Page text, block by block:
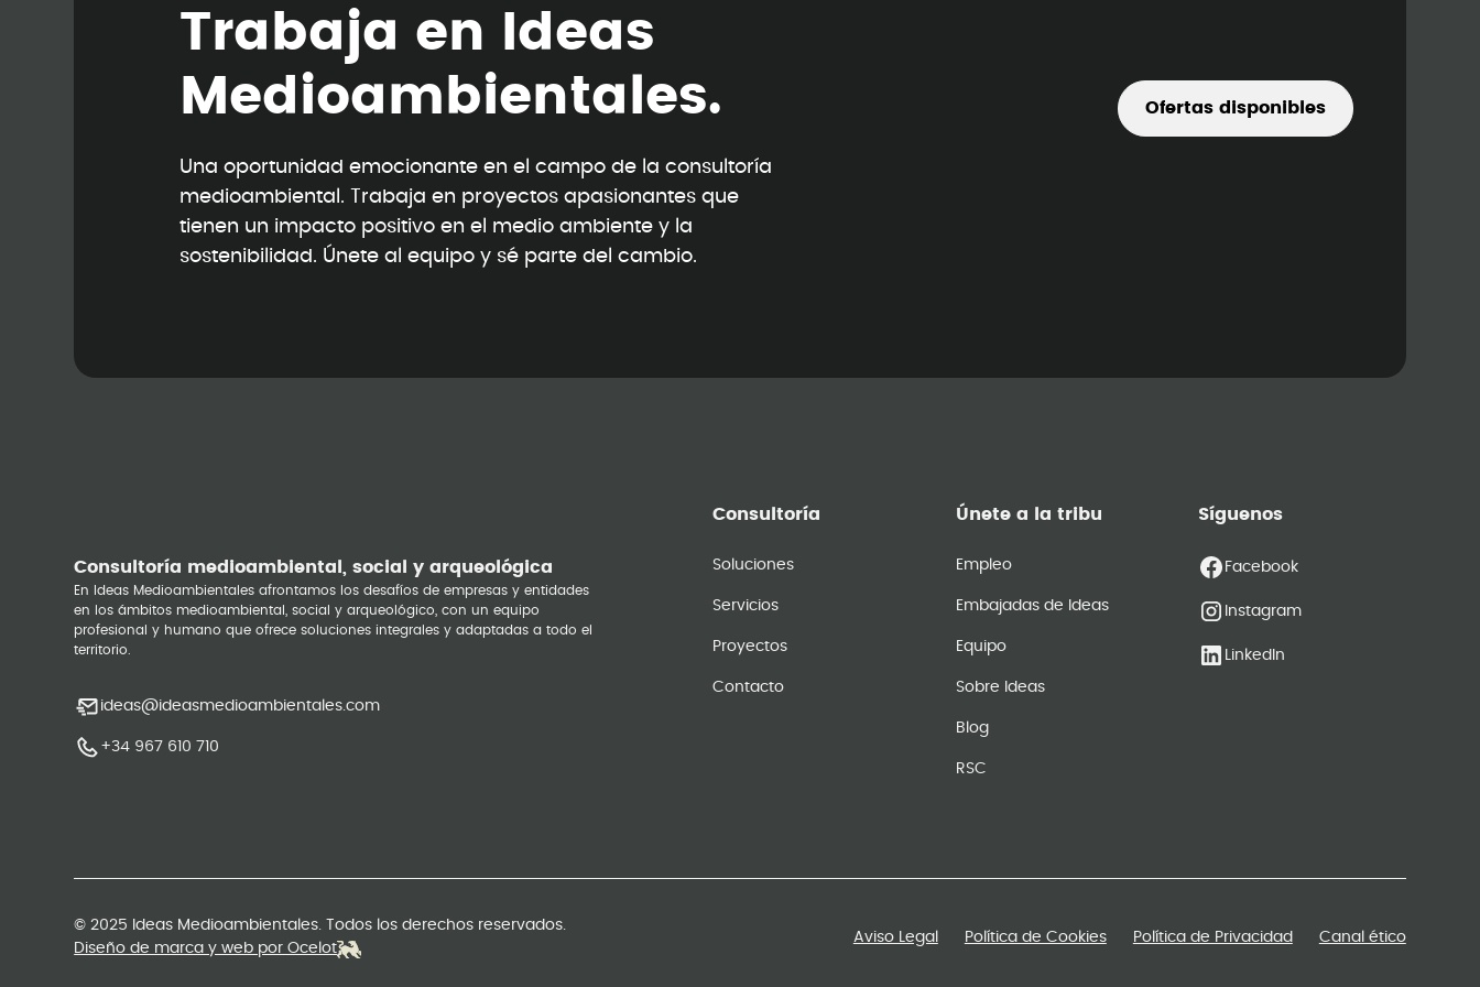
Trabaja en deas
M edioambienta es.
Una oportunidad emocionante en el campo de la consultoría
medioambiental. Trabaja en proyectos apasionantes que
tienen un impacto positivo en el medio ambiente y la
sostenibilidad. Únete al equipo y sé parte del cambio.
Ofertas disponibles
Consultoría medioambiental, social y arqueológica
En Ideas Medioambientales afrontamos los desafíos de empresas y entidades
en los ámbitos medioambiental, social y arqueológico, con un equipo
profesional y humano que ofrece soluciones integrales y adaptadas a todo el
territorio.
ideas@ideasmedioambientales.com
+34 967 610 710
Consultoría
Soluciones
Servicios
Proyectos
Contacto
Únete a la tribu
Empleo
Embajadas de Ideas
Equipo
Sobre Ideas
Blog
RSC
Síguenos
Facebook
Instagram
LinkedIn
© 2025 Ideas Medioambientales. Todos los derechos reservados.
Diseño de marca y web por Ocelot
Aviso Legal Política de Cookies Política de Privacidad Canal ético